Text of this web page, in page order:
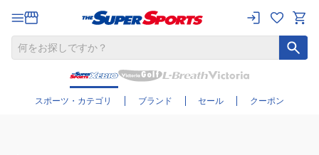
スポーツ・カテゴリ ブランド セール クーポン
さらに絞り込む